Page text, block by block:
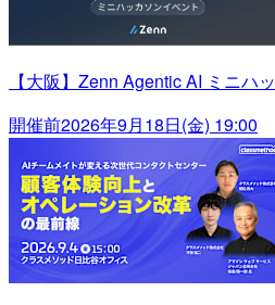
【大阪】Zenn Agentic AI ミニハ
開催前2026年9月18日(金) 19:00